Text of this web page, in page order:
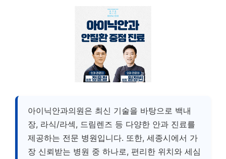
아이닉안과의원은 최신 기술을 바탕으로 백내
장, 라식/라섹, 드림렌즈 등 다양한 안과 진료를
제공하는 전문 병원입니다. 또한, 세종시에서 가
장 신뢰받는 병원 중 하나로, 편리한 위치와 세심